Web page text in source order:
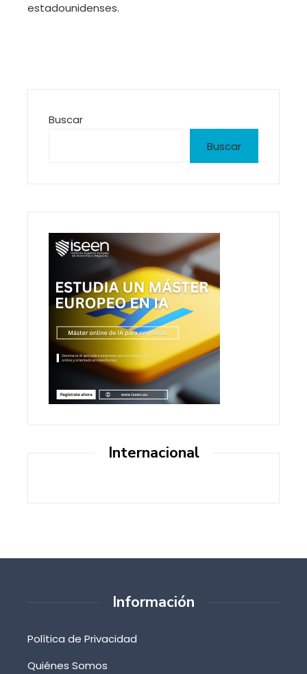
estadounidenses.
Buscar
Buscar
Internacional
Información
Política de Privacidad
Quiénes Somos